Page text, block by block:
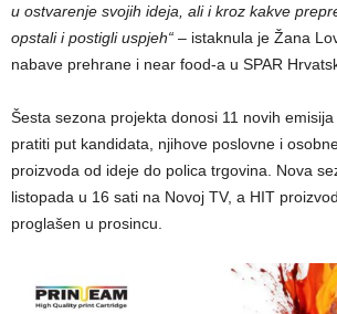
u ostvarenje svojih ideja, ali i kroz kakve
opstali i postigli uspjeh“ – istaknula je Žana
nabave prehrane i near food-a u SPAR
Šesta sezona projekta donosi 11 novih
pratiti put kandidata, njihove poslovne i
proizvoda od ideje do polica trgovina. Nova
listopada u 16 sati na Novoj TV, a HIT
proglašen u prosincu.